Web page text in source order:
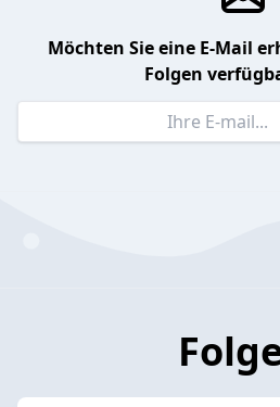
Möchten Sie eine E-Mail
Folgen